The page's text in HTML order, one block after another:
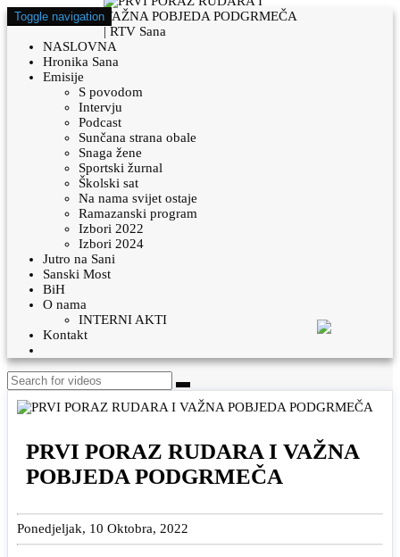
Toggle navigation
NASLOVNA
Hronika Sana
Emisije
S povodom
Intervju
Podcast
Sunčana strana obale
Snaga žene
Sportski žurnal
Školski sat
Na nama svijet ostaje
Ramazanski program
Izbori 2022
Izbori 2024
Jutro na Sani
Sanski Most
BiH
O nama
INTERNI AKTI
Kontakt
PRVI PORAZ RUDARA I VAŽNA
POBJEDA PODGRMEČA
Ponedjeljak, 10 Oktobra, 2022